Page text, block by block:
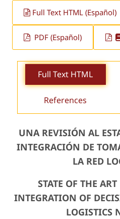
Full Text HTML (Español)
PDF (Español)
Full Text HTML
References
UNA REVISIÓN AL
INTEGRACIÓN DE
LA RED
STATE OF THE
INTEGRATION OF
LOGISTICS